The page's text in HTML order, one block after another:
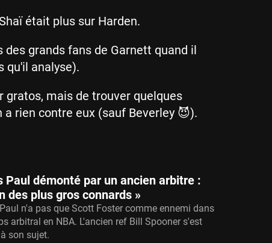
était plus sur Harden.
des grands fans de Garnett quand il
qu'il analyse).
gratos, mais de trouver quelques
rien contre eux (sauf Beverley 😈).
Paul démonté par un ancien arbitre :
des plus gros connards »
n'a pas que Scott Foster comme ennemi dans
arbitral en NBA. L'ancien ref Bill Spooner s'est
son sujet.